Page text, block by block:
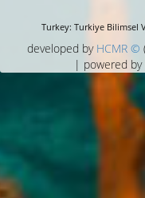
Turkey: Turkiye Bilimsel
developed by HCMR ©
| powered by